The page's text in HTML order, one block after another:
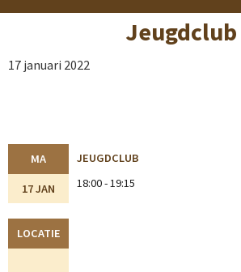
Jeugdclub
17 januari 2022
MA
17 JAN
JEUGDCLUB
18:00 - 19:15
LOCATIE